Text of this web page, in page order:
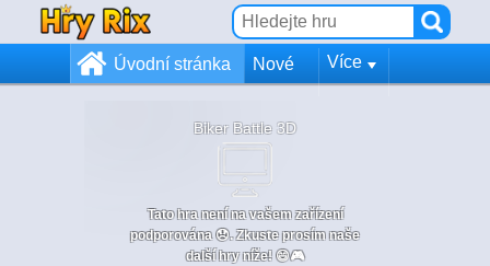
Úvodní stránka Nové Více
Biker Battle 3D
Tato hra není na vašem zařízení
podporována 😞. Zkuste prosím naše
další hry níže! 😄🎮